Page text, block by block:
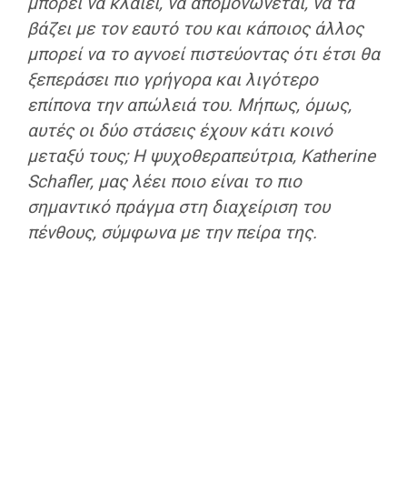
βάζει με τον εαυτό του και κάποιος άλλος
μπορεί να το αγνοεί πιστεύοντας ότι έτσι θα
ξεπεράσει πιο γρήγορα και λιγότερο
επίπονα την απώλειά του. Μήπως, όμως,
αυτές οι δύο στάσεις έχουν κάτι κοινό
μεταξύ τους; Η ψυχοθεραπεύτρια, Katherine
Schafler, μας λέει ποιο είναι το πιο
σημαντικό πράγμα στη διαχείριση του
πένθους, σύμφωνα με την πείρα της.